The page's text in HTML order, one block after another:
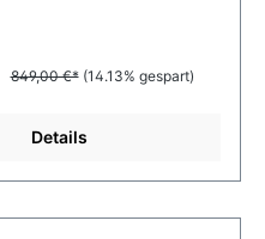
849,00 €* (14.13% gespart)
Details